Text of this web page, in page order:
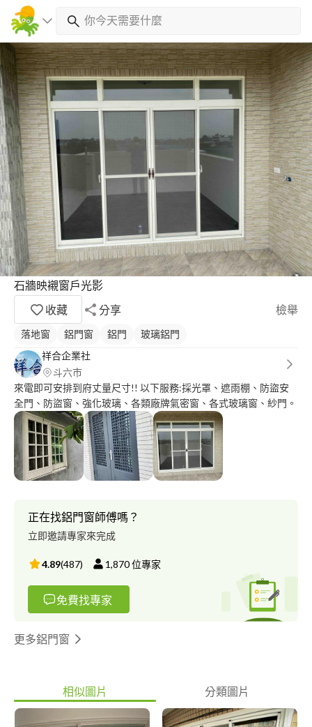
石牆映襯窗戶光影
收藏
分享 檢舉
落地窗 鋁門窗 鋁門
玻璃鋁門
祥合企業社
斗六市
來電即可安排到府丈量尺寸!! 以下服務:採光罩、遮雨棚、防盜安
全門、防盜窗、強化玻璃、各類廠牌氣密窗、各式玻璃窗、紗門。
正在找鋁門窗師傅嗎？
立即邀請專家來完成
4.89(487) 1,870位專家
免費找專家
更多鋁門窗
相似圖片 分類圖片